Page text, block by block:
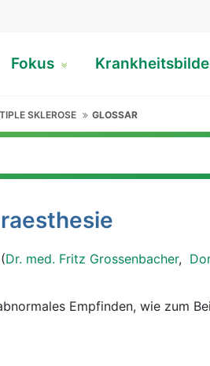
Fokus
SKLEROSE GLOSSAR
Dr. med. Fritz Grossenbacher,
Empfinden, wie zum